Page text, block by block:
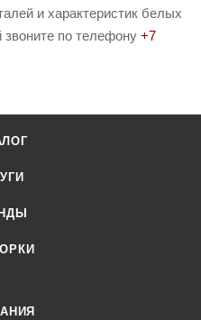
и характеристик белых
по телефону +7